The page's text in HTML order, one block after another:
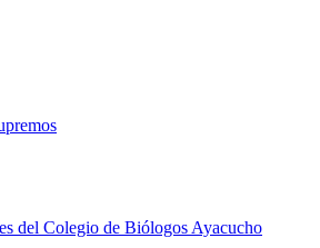
del Colegio de Biólogos Ayacucho